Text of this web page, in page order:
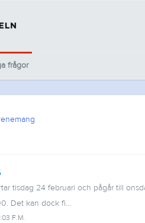
frågor
tisdag 24 februari och pågår till
Det kan dock fi...
F.M.